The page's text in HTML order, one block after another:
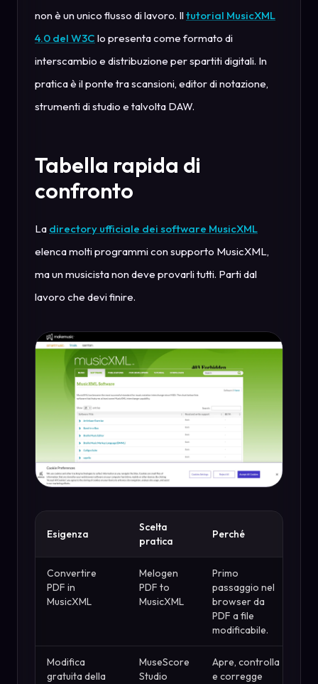
non è un unico flusso di lavoro. Iltutorial MusicXML
4.0 del W3C lo presenta come formato di
interscambio e distribuzione per spartiti digitali. In
pratica è il ponte tra scansioni, editor di notazione,
strumenti di studio e talvolta DAW.
Tabella rapida di
confronto
La directory ufficiale dei software MusicXML
elenca molti programmi con supporto MusicXML,
ma un musicista non deve provarli tutti. Parti dal
lavoro che devi finire.
Esigenza
Scelta
pratica
Perché
Convertire
PDF in
MusicXML
Melogen
PDF to
MusicXML
Primo
passaggio nel
browser da
PDF a file
modificabile.
Modifica
gratuita della
MuseScore
Studio
Apre, controlla
e corregge